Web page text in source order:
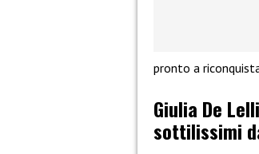
pronto a
Giulia De
sottilissimi